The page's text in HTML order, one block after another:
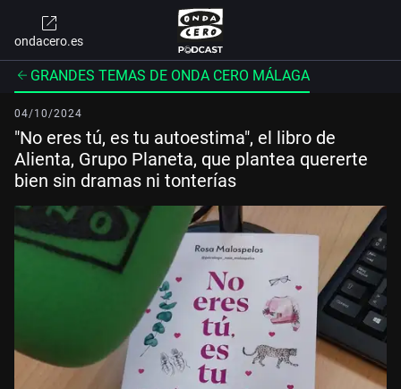
ondacero.es
GRANDES TEMAS DE ONDA CERO MÁLAGA
04/10/2024
"No eres tú, es tu autoestima", el libro de
Alienta, Grupo Planeta, que plantea quererte
bien sin dramas ni tonterías